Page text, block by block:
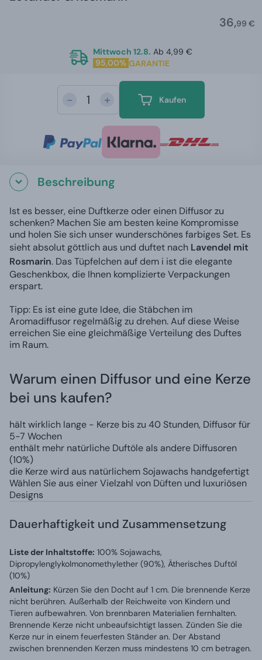
36,99 €
Mittwoch 12.8. Ab 4,99 €
95,00% GARANTIE
- + Kaufen
Beschreibung
Ist es besser, eine Duftkerze oder einen Diffusor zu
schenken? Machen Sie am besten keine Kompromisse
und holen Sie sich unser wunderschönes farbiges Set. Es
sieht absolut göttlich aus und duftet nach Lavendel mit
Rosmarin. Das Tüpfelchen auf dem i ist die elegante
Geschenkbox, die Ihnen komplizierte Verpackungen
erspart.
Tipp: Es ist eine gute Idee, die Stäbchen im
Aromadiffusor regelmäßig zu drehen. Auf diese Weise
erreichen Sie eine gleichmäßige Verteilung des Duftes
im Raum.
Warum einen Diffusor und eine Kerze
bei uns kaufen?
hält wirklich lange - Kerze bis zu 40 Stunden, Diffusor für
5-7 Wochen
enthält mehr natürliche Duftöle als andere Diffusoren
(10%)
die Kerze wird aus natürlichem Sojawachs handgefertigt
Wählen Sie aus einer Vielzahl von Düften und luxuriösen
Designs
Dauerhaftigkeit und Zusammensetzung
Liste der Inhaltstoffe: 100% Sojawachs,
Dipropylenglykolmonomethylether (90%), Ätherisches Duftöl
(10%)
Anleitung: Kürzen Sie den Docht auf 1 cm. Die brennende Kerze
nicht berühren. Außerhalb der Reichweite von Kindern und
Tieren aufbewahren. Von brennbaren Materialien fernhalten.
Brennende Kerze nicht unbeaufsichtigt lassen. Zünden Sie die
Kerze nur in einem feuerfesten Ständer an. Der Abstand
zwischen brennenden Kerzen muss mindestens 10 cm betragen.